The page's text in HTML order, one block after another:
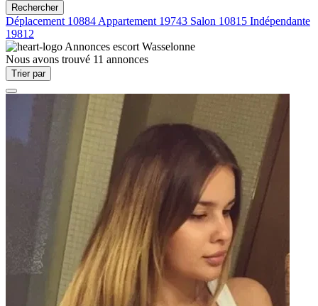
Rechercher
Déplacement 10884 Appartement 19743 Salon 10815 Indépendante
19812
Annonces escort Wasselonne
Nous avons trouvé 11 annonces
Trier par